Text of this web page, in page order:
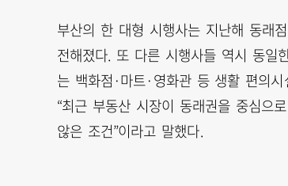
부산의 한 대형 시행사는 지난해 동래
전해졌다. 또 다른 시행사들 역시 동일
는 백화점·마트·영화관 등 생활 편의
“최근 부동산 시장이 동래권을 중심으
않은 조건”이라고 말했다.